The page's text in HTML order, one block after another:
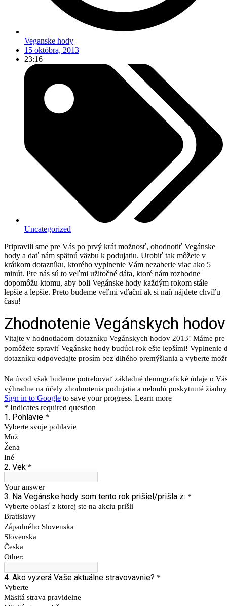
Veganske hody
15 októbra, 2013
23:16
Uncategorized
Pripravili sme pre Vás po prvý krát možnosť, ohodnotiť Vegánske
hody a dať nám spätnú väzbu k podujatiu. Urobiť tak môžete v
krátkom dotazníku, ktorého vyplnenie Vám nezaberie viac ako 5
minút. Pre nás sú to veľmi užitočné dáta, ktoré nám rozhodne
dopomôžu ktomu, aby boli Vegánske hody každým rokom stále
lepšie a lepšie. Preto budeme veľmi vďační ak si naň nájdete chvíľu
času!